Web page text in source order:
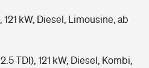
kW, Diesel, Limousine, ab
TDI), 121 kW, Diesel, Kombi,